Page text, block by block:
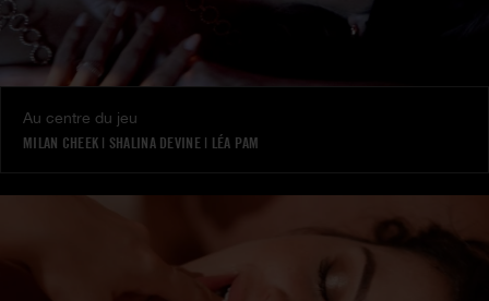
Au centre du jeu
MILAN CHEEK | SHALINA DEVINE| LÉA PAM